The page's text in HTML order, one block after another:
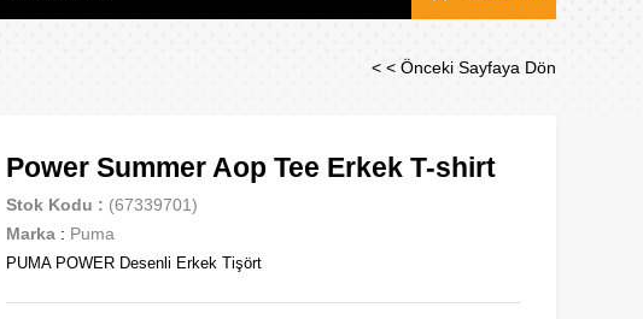
< < Önceki Sayfaya Dön
Power Summer Aop Tee Erkek T-shirt
Stok Kodu
(67339701)
Marka : Puma
PUMA POWER Desenli Erkek Tişört